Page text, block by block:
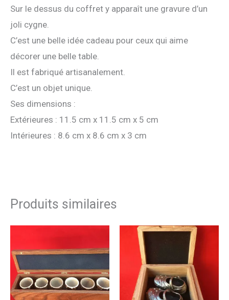
Sur le dessus du coffret y apparaît une gravure d’un
joli cygne.
C’est une belle idée cadeau pour ceux qui aime
décorer une belle table.
Il est fabriqué artisanalement.
C’est un objet unique.
Ses dimensions :
Extérieures : 11.5 cm x 11.5 cm x 5 cm
Intérieures : 8.6 cm x 8.6 cm x 3 cm
Produits similaires